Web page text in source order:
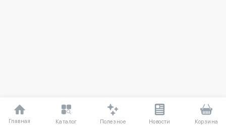
Главная Каталог Полезное Новости Корзина